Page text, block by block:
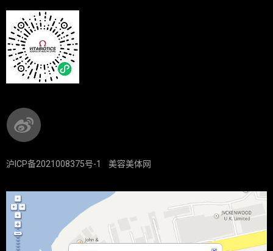
沪ICP备2021008375号-1 美容美体网